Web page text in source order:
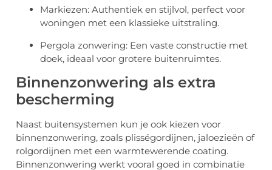
Markiezen: Authentiek en stijlvol, perfect voor
woningen met een klassieke uitstraling.
Pergola zonwering: Een vaste constructie met
doek, ideaal voor grotere buitenruimtes.
Binnenzonwering als extra
bescherming
Naast buitensystemen kun je ook kiezen voor
binnenzonwering, zoals plisségordijnen, jaloezieën of
rolgordijnen met een warmtewerende coating.
Binnenzonwering werkt vooral goed in combinatie